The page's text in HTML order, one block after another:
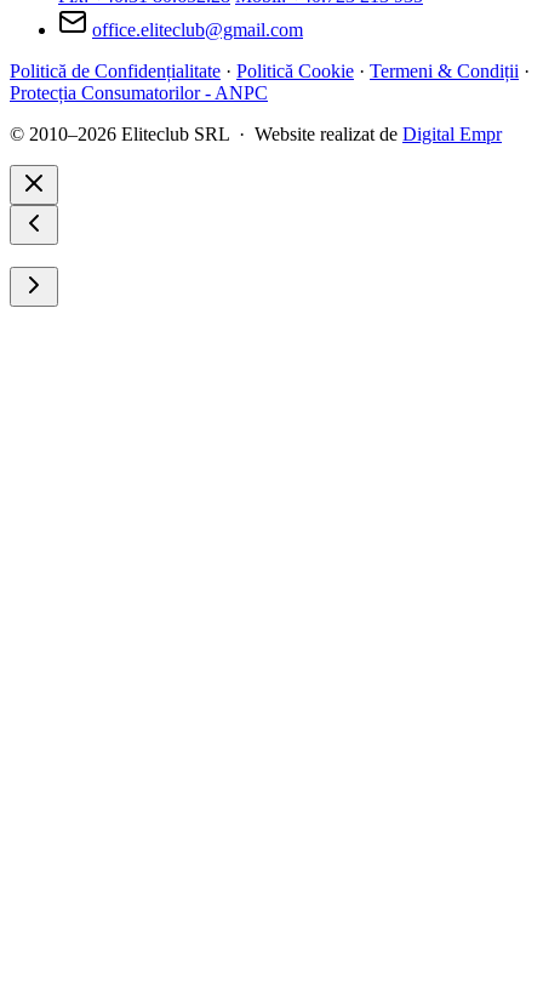
office.eliteclub@gmail.com
Politică de Confidențialitate · Politică Cookie · Termeni & Condiții ·
Protecția Consumatorilor - ANPC
© 2010–2026 Eliteclub SRL · Website realizat de Digital Empr